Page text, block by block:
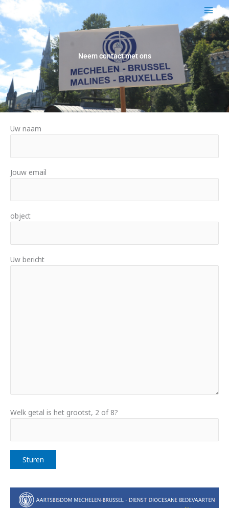
Ga
naar
de
inhoud
Neem contact met ons
Uw naam
Jouw email
object
Uw bericht
Welk getal is het grootst, 2 of 8?